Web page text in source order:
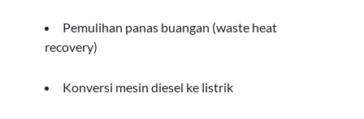
Pemulihan panas buangan (waste heat
recovery)
Konversi mesin diesel ke listrik